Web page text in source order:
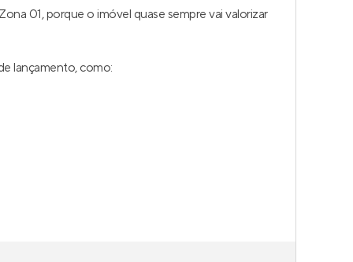
01, porque o imóvel quase sempre vai valorizar
lançamento, como: